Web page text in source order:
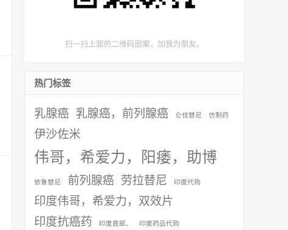
热门标签
乳腺癌 乳腺癌，前列腺癌 仑伐替尼 仿制药
伊沙佐米
伟哥，希爱力，阳痿，助博
依鲁替尼 前列腺癌 劳拉替尼 印度代购
印度伟哥，希爱力，双效片
印度抗癌药
印度直邮、 印度药品代购